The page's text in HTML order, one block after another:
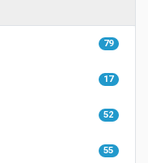
79
17
52
55